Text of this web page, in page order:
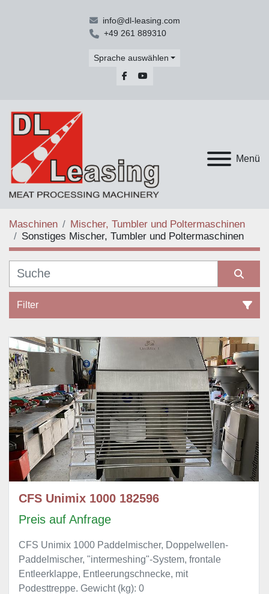
info@dl-leasing.com
+49 261 889310
Sprache auswählen
facebookyoutube
Menü
Maschinen
Mischer, Tumbler und Poltermaschinen
Sonstiges Mischer, Tumbler und Poltermaschinen
Filter
Sonstiges Mischer, Tumbler und Poltermaschinen (54)
Sortieren nach
CFS Unimix 1000 182596
Preis auf Anfrage
CFS Unimix 1000 Paddelmischer, Doppelwellen-
Paddelmischer, "intermeshing"-System, frontale
Entleerklappe, Entleerungschnecke, mit
Podesttreppe. Gewicht (kg): 0